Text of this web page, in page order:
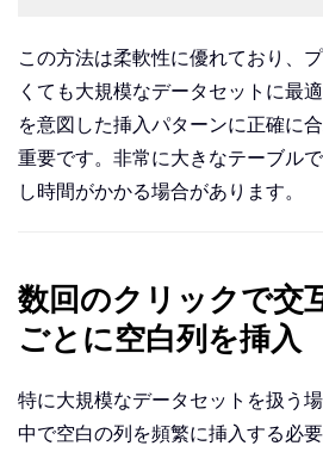
この方法は柔軟性に優れており、
くても大規模なデータセットに最
を意図した挿入パターンに正確に
重要です。非常に大きなテーブル
し時間がかかる場合があります。
数回のクリックで交
ごとに空白列を挿入
特に大規模なデータセットを扱う
中で空白の列を頻繁に挿入する必